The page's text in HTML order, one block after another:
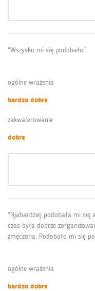
“Wszysko mi się podobało.”
ogólne wrażenia
bardzo dobre
zakwaterowanie
dobre
“Njabardziej podobała mi się
czas była dobrze
zmęczona. Podobało mi się
ogólne wrażenia
bardzo dobre